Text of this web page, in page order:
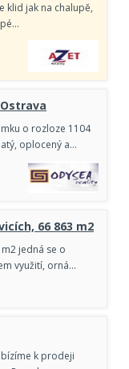
klid jak na chalupě,
o rozloze 1104
oplocený a…
66 863 m2
jedná se o
využití, orná…
k prodeji